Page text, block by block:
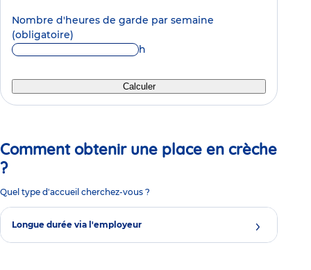
Nombre d'heures de garde par semaine
(obligatoire)
h
Calculer
Comment obtenir une place en crèche
?
Quel type d'accueil cherchez-vous ?
Longue durée via l'employeur